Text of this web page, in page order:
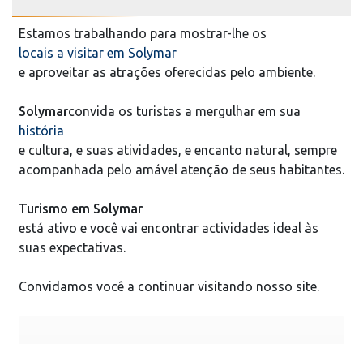
Estamos trabalhando para mostrar-lhe os
locais a visitar em Solymar
e aproveitar as atrações oferecidas pelo ambiente.
Solymarconvida os turistas a mergulhar em sua
história
e cultura, e suas atividades, e encanto natural, sempre
acompanhada pelo amável atenção de seus habitantes.
Turismo em Solymar
está ativo e você vai encontrar actividades ideal às
suas expectativas.
Convidamos você a continuar visitando nosso site.